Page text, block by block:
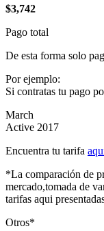
$3,742
Pago total
De esta forma solo
Por ejemplo:
Si contratas tu pago
March
Active 2017
Encuentra tu tarifa
*La comparación de
mercado,tomada de
tarifas aqui
Otros*